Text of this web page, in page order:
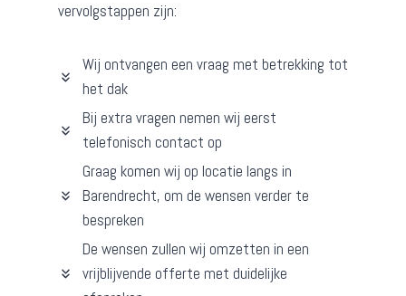
vervolgstappen zijn:
Wij ontvangen een vraag met betrekking tot
het dak
Bij extra vragen nemen wij eerst
telefonisch contact op
Graag komen wij op locatie langs in
Barendrecht, om de wensen verder te
bespreken
De wensen zullen wij omzetten in een
vrijblijvende offerte met duidelijke